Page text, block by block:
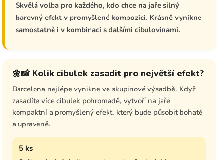
Skvělá volba pro každého, kdo chce na jaře silný
barevný efekt v promyšlené kompozici. Krásně vynikne
samostatně i v kombinaci s dalšími cibulovinami.
🌼📸 Kolik cibulek zasadit pro největší efekt?
Barcelona nejlépe vynikne ve skupinové výsadbě. Když
zasadíte více cibulek pohromadě, vytvoří na jaře
kompaktní a promyšlený efekt, který bude působit bohatě
a upraveně.
5 ks